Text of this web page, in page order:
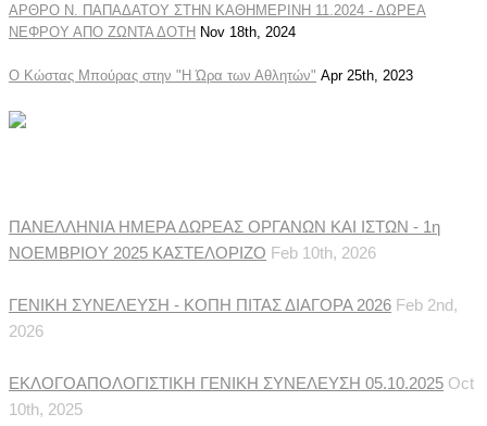
ΑΡΘΡΟ Ν. ΠΑΠΑΔΑΤΟΥ ΣΤΗΝ ΚΑΘΗΜΕΡΙΝΗ 11.2024 - ΔΩΡΕΑ
ΝΕΦΡΟΥ ΑΠΟ ΖΩΝΤΑ ΔΟΤΗ Nov 18th, 2024
Ο Κώστας Μπούρας στην "Η Ώρα των Αθλητών" Apr 25th, 2023
ΠΑΝΕΛΛΗΝΙΑ ΗΜΕΡΑ ΔΩΡΕΑΣ ΟΡΓΑΝΩΝ ΚΑΙ ΙΣΤΩΝ - 1η
ΝΟΕΜΒΡΙΟΥ 2025 ΚΑΣΤΕΛΟΡΙΖΟ Feb 10th, 2026
ΓΕΝΙΚΗ ΣΥΝΕΛΕΥΣΗ - ΚΟΠΗ ΠΙΤΑΣ ΔΙΑΓΟΡΑ 2026 Feb 2nd,
2026
ΕΚΛΟΓΟΑΠΟΛΟΓΙΣΤΙΚΗ ΓΕΝΙΚΗ ΣΥΝΕΛΕΥΣΗ 05.10.2025 Oct
10th, 2025